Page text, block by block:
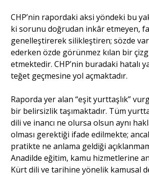
CHP’nin rapordaki aksi yöndeki bu
ki sorunu doğrudan inkâr etmeyen,
genelleştirerek silikleştiren; sözde
ederken özde görünmez kılan bir
etmektedir. CHP’nin buradaki hatalı
teğet geçmesine yol açmaktadır.
Raporda yer alan “eşit yurttaşlık”
bir belirsizlik taşımaktadır. Tüm
dili ve inancı ne olursa olsun aynı
olması gerektiği ifade edilmekte;
pratikte ne anlama geldiği
Anadilde eğitim, kamu hizmetlerine
Kürt dili ve tarihine yönelik kamusal